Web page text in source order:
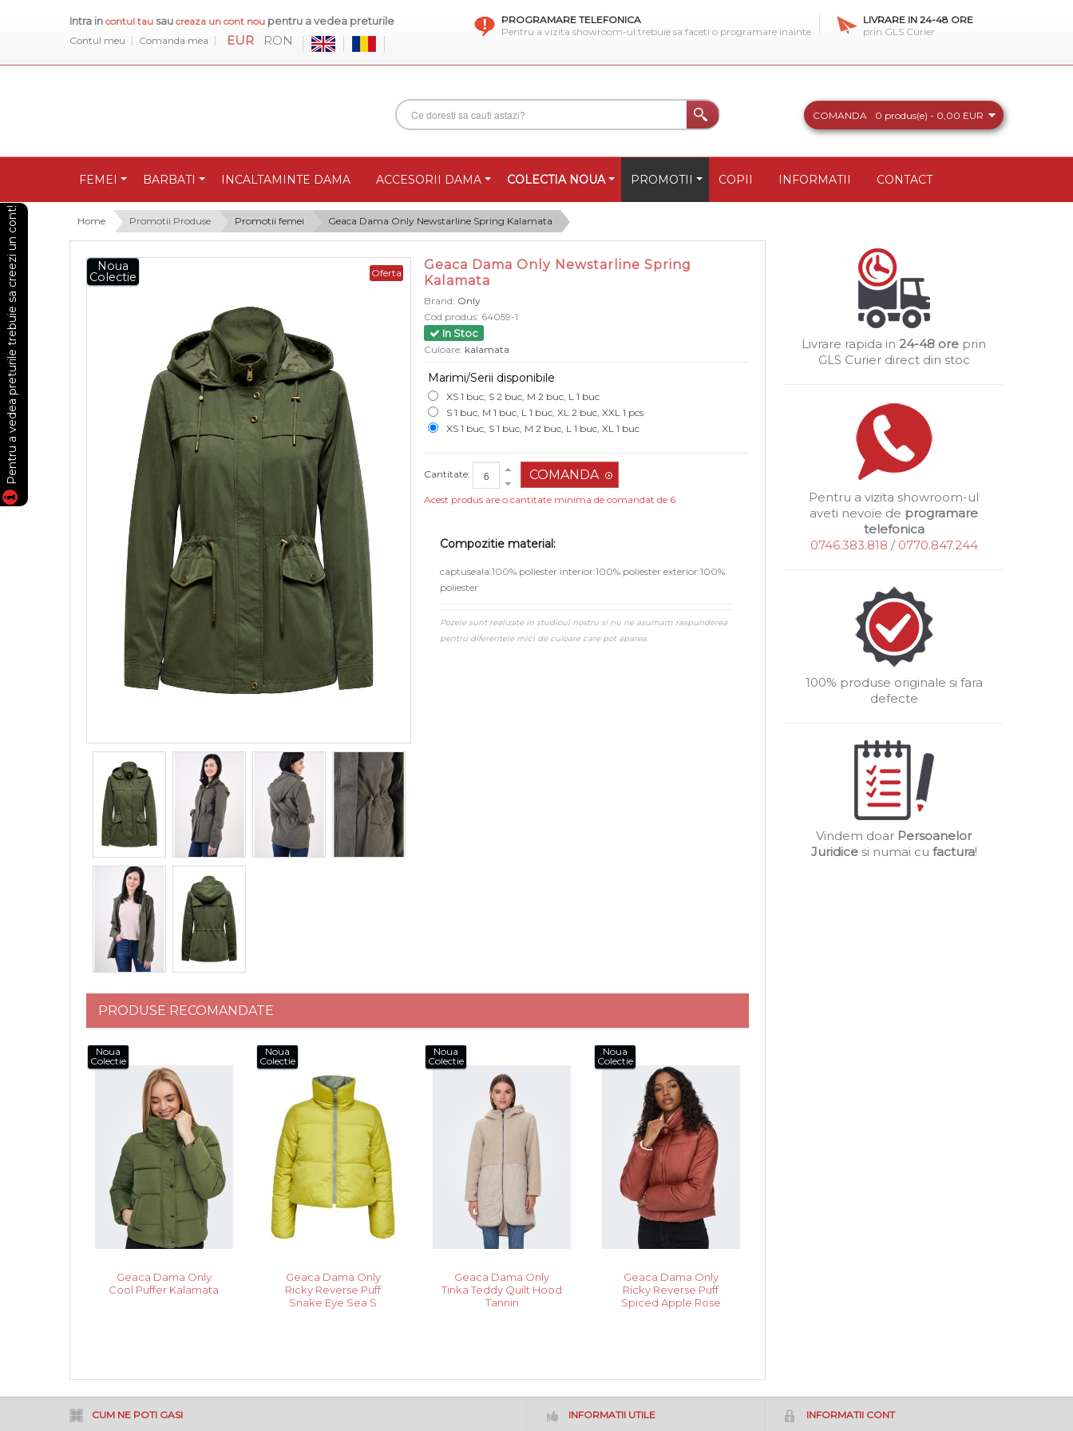
Intra in contul tau sau creaza un cont nou pentru a vedea preturile
Contul meu Comanda mea EUR RON
PROGRAMARE TELEFONICA
Pentru a vizita showroom-ul trebuie sa faceti o programare inainte
LIVRARE IN 24-48 ORE
prin GLS Curier
COMANDA 0 produs(e) - 0,00 EUR
FEMEI BARBATI INCALTAMINTE DAMA ACCESORII DAMA COLECTIA NOUA PROMOTII COPII INFORMATII CONTACT
Home Promotii Produse Promotii femei Geaca Dama Only Newstarline Spring Kalamata
Oferta
Noua
Colectie
Geaca Dama Only Newstarline Spring
Kalamata
Brand: Only
Cod produs: 64059-1
In Stoc
Culoare: kalamata
Marimi/Serii disponibile
XS 1 buc, S 2 buc, M 2 buc, L 1 buc
S 1 buc, M 1 buc, L 1 buc, XL 2 buc, XXL 1 pcs
XS 1 buc, S 1 buc, M 2 buc, L 1 buc, XL 1 buc
Cantitate:
Acest produs are o cantitate minima de comandat de 6
Compozitie material:
captuseala:100% poliester interior:100% poliester exterior:100%
poliester
Pozele sunt realizate in studioul nostru si nu ne asumam raspunderea
pentru diferentele mici de culoare care pot aparea.
PRODUSE RECOMANDATE
Noua
Colectie
Geaca Dama Only
Cool Puffer Kalamata
Noua
Colectie
Geaca Dama Only
Ricky Reverse Puff
Snake Eye Sea S
Noua
Colectie
Geaca Dama Only
Tinka Teddy Quilt Hood
Tannin
Noua
Colectie
Geaca Dama Only
Ricky Reverse Puff
Spiced Apple Rose
Livrare rapida in 24-48 ore prin
GLS Curier direct din stoc
Pentru a vizita showroom-ul
aveti nevoie de programare
telefonica
0746.383.818 / 0770.847.244
100% produse originale si fara
defecte
Vindem doar Persoanelor
Juridicesi numai cu factura!
CUM NE POTI GASI INFORMATII UTILE INFORMATII CONT
Pentru a vedea preturile trebuie sa creezi un cont!